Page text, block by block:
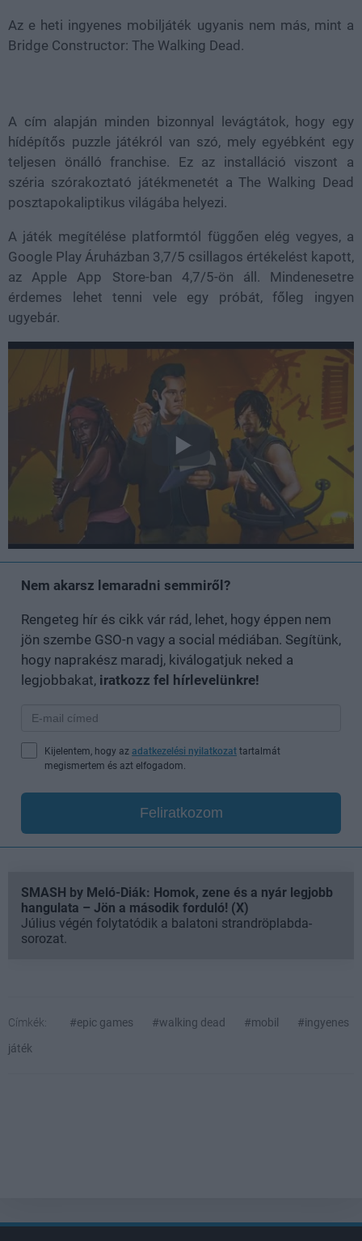
Az e heti ingyenes mobiljáték ugyanis nem más, mint a
Bridge Constructor: The Walking Dead.
A cím alapján minden bizonnyal levágtátok, hogy egy
hídépítős puzzle játékról van szó, mely egyébként egy
teljesen önálló franchise. Ez az installáció viszont a
széria szórakoztató játékmenetét a The Walking Dead
posztapokaliptikus világába helyezi.
A játék megítélése platformtól függően elég vegyes, a
Google Play Áruházban 3,7/5 csillagos értékelést kapott,
az Apple App Store-ban 4,7/5-ön áll. Mindenesetre
érdemes lehet tenni vele egy próbát, főleg ingyen
ugyebár.
Nem akarsz lemaradni semmiről?
Rengeteg hír és cikk vár rád, lehet, hogy éppen nem
jön szembe GSO-n vagy a social médiában. Segítünk,
hogy naprakész maradj, kiválogatjuk neked a
legjobbakat, iratkozz fel hírlevelünkre!
Kijelentem, hogy az adatkezelési nyilatkozat tartalmát
megismertem és azt elfogadom.
Feliratkozom
SMASH by Meló-Diák: Homok, zene és a nyár legjobb
hangulata – Jön a második forduló! (X)
Július végén folytatódik a balatoni strandröplabda-
sorozat.
Címkék: #epic games #walking dead #mobil
#ingyenes
játék